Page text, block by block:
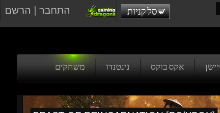
התחבר הרשם סל קניות
אקס בוקס נינטנדו משחקים